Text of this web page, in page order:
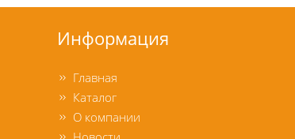
Информация
Главная
Каталог
О компании